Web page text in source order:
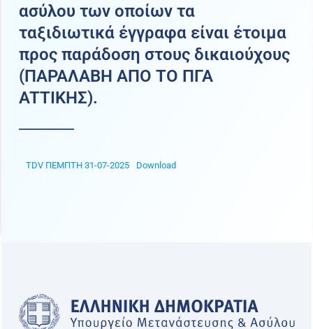
ασύλου των οποίων τα
ταξιδιωτικά έγγραφα είναι έτοιμα
προς παράδοση στους δικαιούχους
(ΠΑΡΑΛΑΒΗ ΑΠΟ ΤΟ ΠΓΑ
ATTIKHΣ).
TDV ΠΕΜΠΤΗ 31-07-2025 Download